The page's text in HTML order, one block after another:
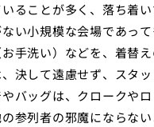
ることが多く、落ち着
い小規模な会場であっ
手洗い）などを、着替
決して遠慮せず、スタッ
バッグは、クロークや
参列者の邪魔にならな